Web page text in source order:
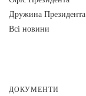
Дружина Президента
Всі новини
ДОКУМЕНТИ